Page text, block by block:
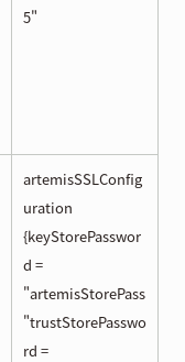
5"
artemisSSLConfig
uration
{keyStorePasswor
d =
"artemisStorePass
"trustStorePasswo
rd =